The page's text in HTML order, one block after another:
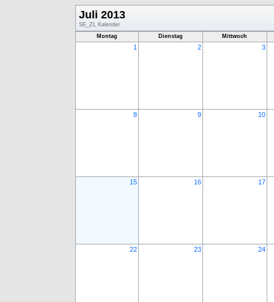
Juli 2013
SE_ZL Kalender
Montag
Dienstag Mittwoch
1 2 3
8 9 10
15 16 17
22 23 24